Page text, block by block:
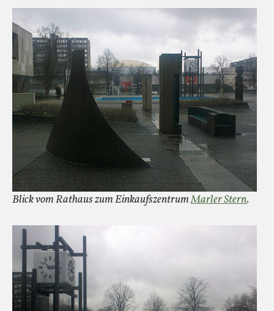
Blick vom Rathaus zum EinkaufszentrumMarler Stern.